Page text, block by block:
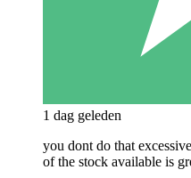
1 dag geleden
you dont do that
of the stock available is